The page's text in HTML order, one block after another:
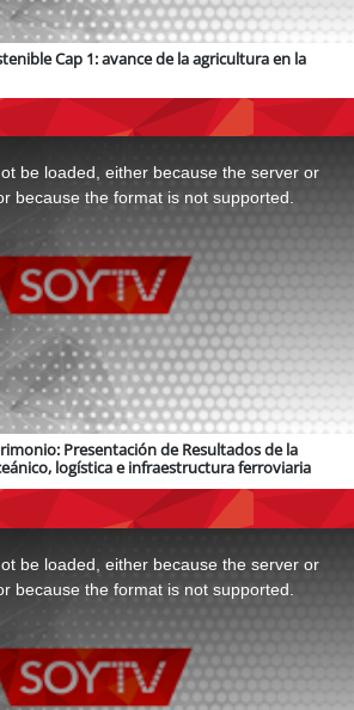
Cap 1: avance de la agricultura en la
be loaded, either because the server or
because the format is not supported.
Presentación de Resultados de la
logística e infraestructura ferroviaria
be loaded, either because the server or
because the format is not supported.